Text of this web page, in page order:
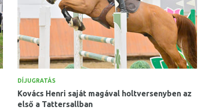
DÍJUGRATÁS
Kovács Henri saját magával holtversenyben az
első a Tattersallban